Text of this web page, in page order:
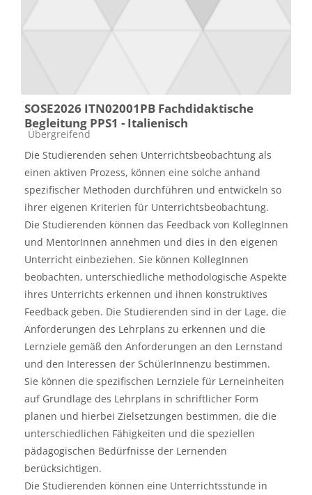
SOSE2026 ITN02001PB Fachdidaktische
Begleitung PPS1 - Italienisch
Kursbereich
Übergreifend
Die Studierenden sehen Unterrichtsbeobachtung als
einen aktiven Prozess, können eine solche anhand
spezifischer Methoden durchführen und entwickeln so
ihrer eigenen Kriterien für Unterrichtsbeobachtung.
Die Studierenden können das Feedback von KollegInnen
und MentorInnen annehmen und dies in den eigenen
Unterricht einbeziehen. Sie können KollegInnen
beobachten, unterschiedliche methodologische Aspekte
ihres Unterrichts erkennen und ihnen konstruktives
Feedback geben. Die Studierenden sind in der Lage, die
Anforderungen des Lehrplans zu erkennen und die
Lernziele gemäß den Anforderungen an den Lernstand
und den Interessen der SchülerInnenzu bestimmen.
Sie können die spezifischen Lernziele für Lerneinheiten
auf Grundlage des Lehrplans in schriftlicher Form
planen und hierbei Zielsetzungen bestimmen, die die
unterschiedlichen Fähigkeiten und die speziellen
pädagogischen Bedürfnisse der Lernenden
berücksichtigen.
Die Studierenden können eine Unterrichtsstunde in